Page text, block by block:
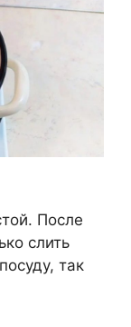
После
слить
так